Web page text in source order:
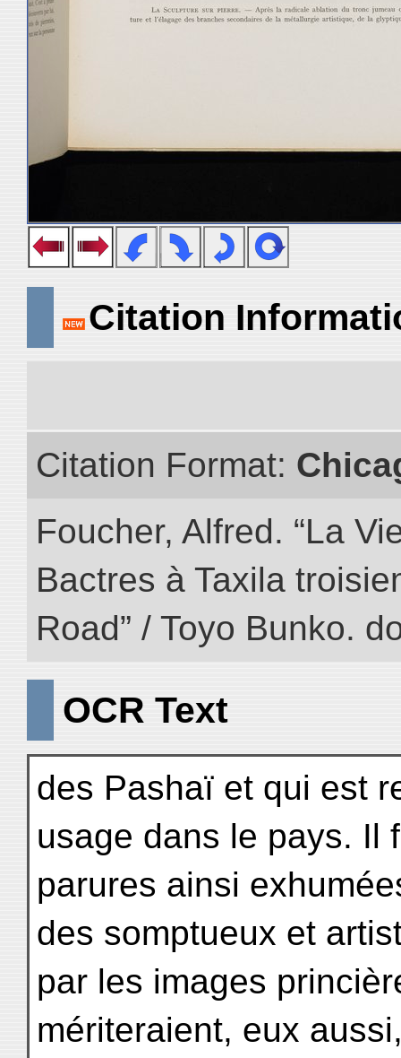
Citation
Citation Format:
Foucher, Alfred. “La
Bactres à Taxila
Road” / Toyo Bunko.
OCR Text
des Pashaï et qui est
usage dans le pays. Il
parures ainsi
des somptueux et
par les images
mériteraient, eux